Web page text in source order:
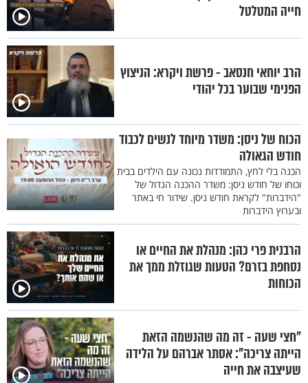
חייה המטלטל
הרב יוחאי חנסאב - פרשת ויקרא: הניצוץ
הפנימי שבוער בכל יהודי
הכוח של ניסן: משדר מיוחד לנשים לכבוד
חודש הגאולה
הכנה בלי לחץ, התמודדות נכונה עם הילדים בבית
וכוחו של חודש ניסן: משדר ההכנה הגדול של
"הידברות" לקראת חודש ניסן. שידור חי באתר
ובערוץ הידברות
הרבנית פרי כהן: מנהלת את החיים או
נסחפת בזרם? הטעות שגוזלת ממך את
הכוחות
"חצי שעה - זה מה שהנשמה הזאת
הייתה צריכה": אסתר אברהם על הלידה
שעיצבה את חייה